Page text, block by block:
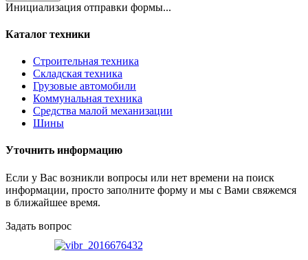
Инициализация отправки формы...
Каталог техники
Строительная техника
Складская техника
Грузовые автомобили
Коммунальная техника
Средства малой механизации
Шины
Уточнить информацию
Если у Вас возникли вопросы или нет времени на поиск
информации, просто заполните форму и мы с Вами свяжемся
в ближайшее время.
Задать вопрос